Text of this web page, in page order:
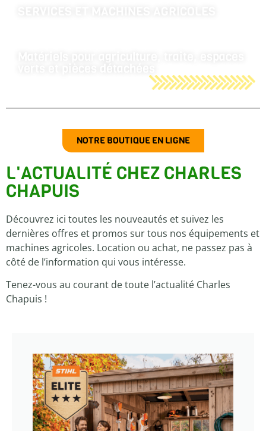
NOTRE BOUTIQUE EN LIGNE
L'ACTUALITÉ CHEZ CHARLES
CHAPUIS
Découvrez ici toutes les nouveautés et suivez les
dernières offres et promos sur tous nos équipements et
machines agricoles. Location ou achat, ne passez pas à
côté de l’information qui vous intéresse.
Tenez-vous au courant de toute l’actualité Charles
Chapuis !